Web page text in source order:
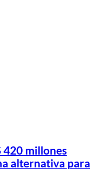
420 millones
alternativa para